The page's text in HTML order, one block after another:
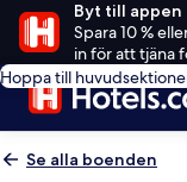
Byt till appen
Spara 10 %
in för att tjäna
Hoppa till
Se alla boenden